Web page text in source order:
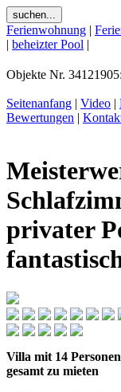
Ferienwohnung |
| beheizter Pool |
Objekte Nr.
Seitenanfang | Video |
Bewertungen |
privater
Villa mit 14
gesamt zu mieten